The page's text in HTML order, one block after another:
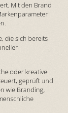
Mit den Brand
die sich bereits
oder kreative
geprüft und
wie Branding,